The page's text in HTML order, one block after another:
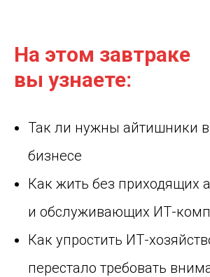
На этом завтраке
вы узнаете:
Так ли нужны айтишники
бизнесе
Как жить без приходящих
и обслуживающих ИТ-
Как упростить ИТ-
перестало требовать